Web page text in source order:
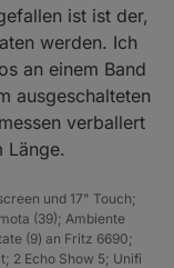
e827-
halt wieder mit 5V.
wegen der An-
Die WS2815
. Die haben diese
wüßte auf
zum Flashen dann
ist ist der,
werden. Ich
an einem Band
ausgeschalteten
verballert
Länge.
und 17" Touch;
(39); Ambiente
(9) an Fritz 6690;
2 Echo Show 5; Unifi